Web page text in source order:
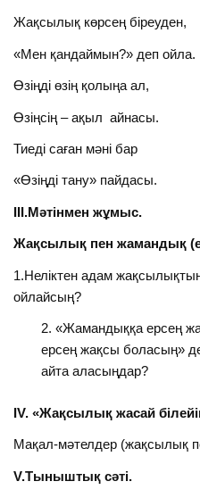
Жақсылық көрсең біреуден,
«Мен қандаймын?» деп ойла.
Өзіңді өзің қолыңа ал,
Өзіңсің – ақыл айнасы.
Тиеді саған мәні бар
«Өзіңді тану» пайдасы.
ІІІ.Мәтінмен жұмыс.
Жақсылық пен жамандық
1.Неліктен адам
ойлайсың?
«Жамандыққа ерсең
ерсең жақсы боласың»
айта аласыңдар?
ІV. «Жақсылық жасай
Мақал-мәтелдер (жақсылық
V.Тыныштық сәті.